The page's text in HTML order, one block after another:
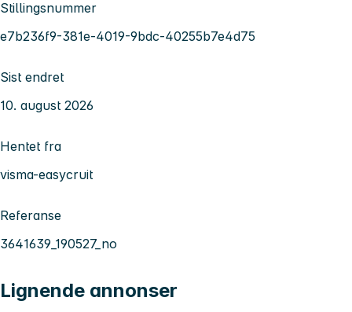
Stillingsnummer
e7b236f9-381e-4019-9bdc-40255b7e4d75
Sist endret
10. august 2026
Hentet fra
visma-easycruit
Referanse
3641639_190527_no
Lignende annonser